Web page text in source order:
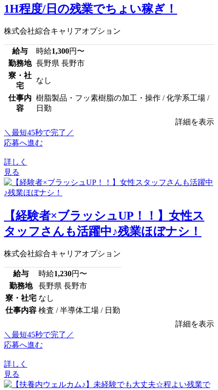
1H程度/日の残業でちょい稼ぎ！
株式会社綜合キャリアオプション
給与 時給1,300円〜
勤務地 長野県 長野市
寮・社
宅
なし
仕事内
容
樹脂製品・フッ素樹脂の加工・操作 / 化学系工場 /
日勤
詳細を表示
＼最短45秒で完了／
応募へ進む
詳しく
見る
【経験者×ブラッシュUP！！】女性ス
タッフさんも活躍中♪残業ほぼナシ！
株式会社綜合キャリアオプション
給与 時給1,230円〜
勤務地
長野県 長野市
寮・社宅 なし
仕事内容 検査 / 半導体工場 / 日勤
詳細を表示
＼最短45秒で完了／
応募へ進む
詳しく
見る